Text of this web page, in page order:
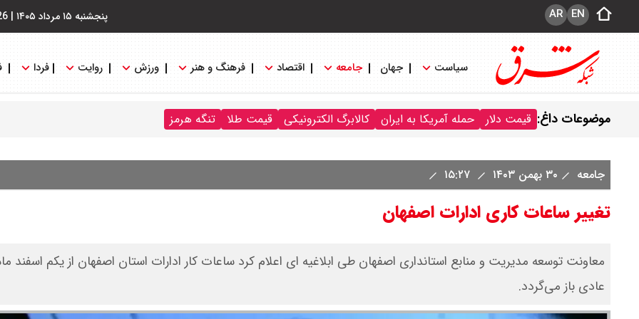
پنجشنبه ۱۵ مرداد ۱۴۰۵ | EN
AR
سیاست جهان جامعه اقتصاد فرهنگ و هنر ورزش روایت فردا
موضوعات داغ: قیمت دلار حمله آمریکا به ایران کالابرگ الکترونیکی قیمت طلا تنگه هرمز
جامعه ۳۰ بهمن ۱۴۰۳
تغییر ساعات کاری ادارات اصفهان
معاونت توسعه مدیریت و منابع استانداری اصفهان طی ابلاغیه ای اعلام کرد ساعات کار ادارات استان اصفهان از یکم اسفند
عادی باز می‌گردد.